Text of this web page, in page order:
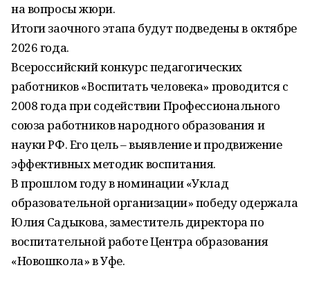
на вопросы жюри.
Итоги заочного этапа будут подведены в октябре
2026 года.
Всероссийский конкурс педагогических
работников «Воспитать человека» проводится с
2008 года при содействии Профессионального
союза работников народного образования и
науки РФ. Его цель – выявление и продвижение
эффективных методик воспитания.
В прошлом году в номинации «Уклад
образовательной организации» победу одержала
Юлия Садыкова, заместитель директора по
воспитательной работе Центра образования
«Новошкола» в Уфе.